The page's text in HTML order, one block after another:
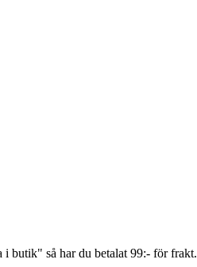
butik" så har du betalat 99:- för frakt.